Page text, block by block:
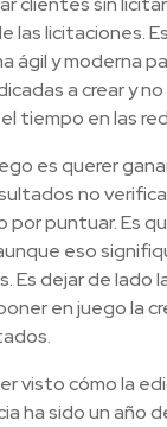
las licitaciones.
ágil y moderna
a crear y
tiempo en las
es querer
no
por puntuar. Es
eso
Es dejar de lado
en juego la
visto cómo la
ha sido un año